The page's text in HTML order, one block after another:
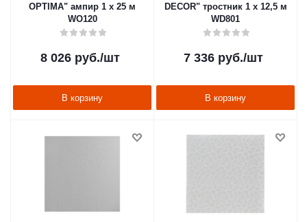
OPTIMA" ампир 1 х 25 м
WO120
8 026руб./шт
В корзину
DECOR" тростник 1 х 12,5 м
WD801
7 336руб./шт
В корзину